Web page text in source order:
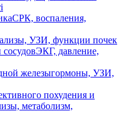
СРК, воспаления,
УЗИ, функции почек
ЭКГ, давление,
железыгормоны, УЗИ,
похудения и
метаболизм,